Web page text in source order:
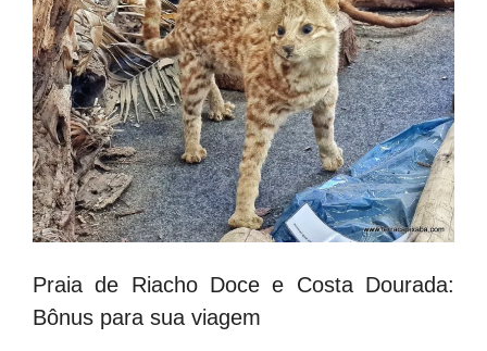
Praia de Riacho Doce e Costa Dourada:
Bônus para sua viagem